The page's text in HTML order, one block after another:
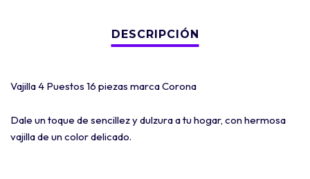
Vajilla 4 Puestos 16 piezas marca Corona
Dale un toque de sencillez y dulzura a tu hogar, con hermosa
vajilla de un color delicado.